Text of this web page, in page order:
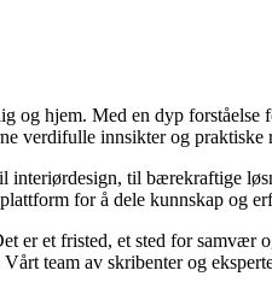
og hjem. Med en dyp
verdifulle innsikter og
til bærekraftige
for å dele kunnskap og
er et fristed, et sted for
team av skribenter og